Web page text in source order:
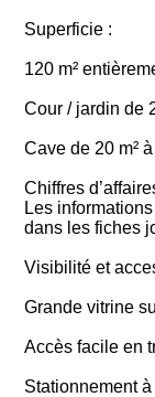
Superficie :
120 m²
Cour / jardin de
Cave de 20 m²
Chiffres
Les
dans les fiches
Visibilité et
Grande vitrine
Accès facile en
Stationnement